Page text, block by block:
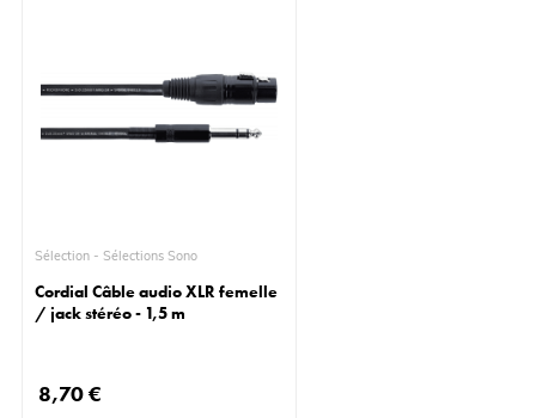
Sélection - Sélections Sono
Cordial Câble audio XLR femelle
/ jack stéréo - 1,5 m
8,70 €